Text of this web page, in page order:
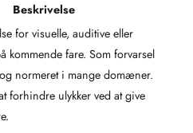
Beskrivelse
for visuelle, auditive eller
kommende fare. Som forvarsel
normeret i mange domæner.
forhindre ulykker ved at give